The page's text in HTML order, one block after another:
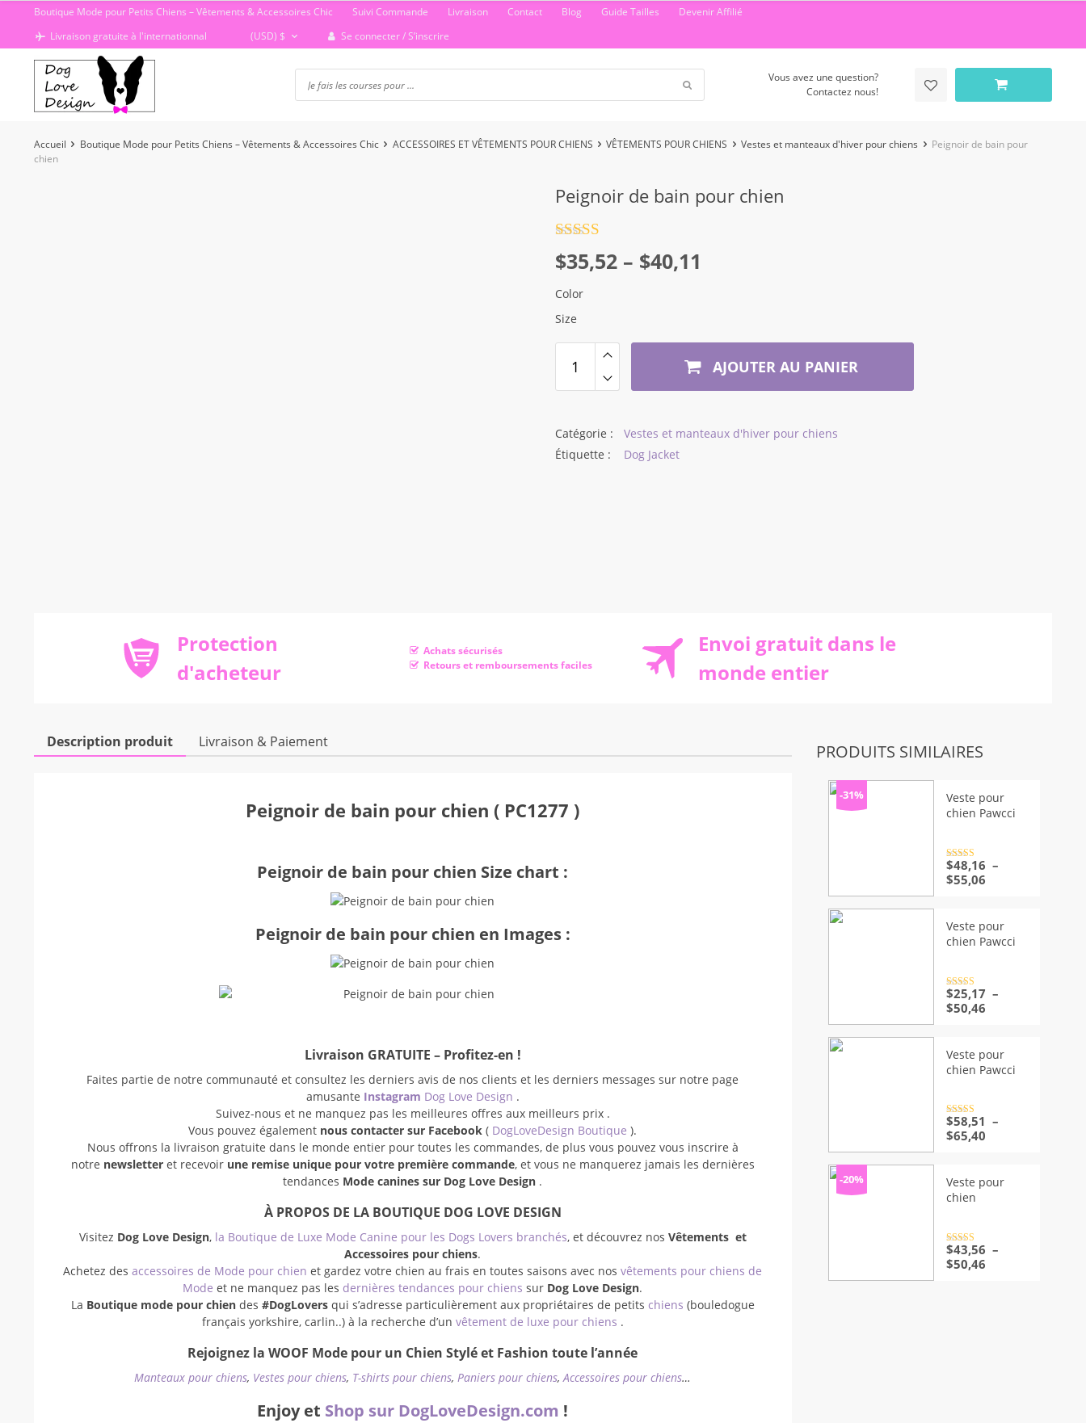
contenu
Boutique Mode pour Petits Chiens – Vêtements & Accessoires Chic Suivi Commande Livraison Contact Blog Guide Tailles
Devenir Affilié
Livraison gratuite à l'internationnal
(USD) $ Se connecter / S’inscrire
Vous avez une question?
Contactez nous!
Accueil Boutique Mode pour Petits Chiens – Vêtements & Accessoires Chic ACCESSOIRES ET VÊTEMENTS POUR CHIENS VÊTEMENTS POUR CHIENS Vestes et manteaux d'hiver pour chiens
Peignoir de bain pour
chien
Peignoir de bain pour chien
sur 5
$35,52 – $40,11
Plage
de
prix :
$40,11
Color
Size
AJOUTER AU PANIER
Catégorie :
Vestes et manteaux d'hiver pour chiens
Étiquette :
Dog Jacket
Protection
d'acheteur
Achats sécurisés
Retours et remboursements faciles
Envoi gratuit dans le
monde entier
Description produit Livraison & Paiement
Peignoir de bain pour chien ( PC1277 )
Peignoir de bain pour chien Size chart :
Peignoir de bain pour chien en Images :
Livraison GRATUITE – Profitez-en !
Faites partie de notre communauté et consultez les derniers avis de nos clients et les derniers messages sur notre page
amusante Instagram Dog Love Design .
Suivez-nous et ne manquez pas les meilleures offres aux meilleurs prix .
Vous pouvez également nous contacter sur Facebook ( DogLoveDesign Boutique).
Nous offrons la livraison gratuite dans le monde entier pour toutes les commandes, de plus vous pouvez vous inscrire à
notre newsletteret recevoir une remise unique pour votre première commande, et vous ne manquerez jamais les dernières
tendances Mode canines sur Dog Love Design .
À PROPOS DE LA BOUTIQUE DOG LOVE DESIGN
Visitez Dog Love Design, la Boutique de Luxe Mode Canine pour les Dogs Lovers branchés, et découvrez nos Vêtements et
Accessoires pour chiens.
Achetez desaccessoires de Mode pour chien et gardez votre chien au frais en toutes saisons avec nosvêtements pour chiens de
Modeet ne manquez pas les dernières tendances pour chiens sur Dog Love Design.
La Boutique mode pour chiendes #DogLoversqui s’adresse particulièrement aux propriétaires de petits chiens (bouledogue
français yorkshire, carlin..) à la recherche d’un vêtement de luxe pour chiens .
Rejoignez la WOOF Mode pour un Chien Stylé et Fashion toute l’année
Manteaux pour chiens, Vestes pour chiens, T-shirts pour chiens,Paniers pour chiens,Accessoires pour chiens…
Enjoy et Shop sur DogLoveDesign.com !
PRODUITS SIMILAIRES
-31%
Veste pour
chien Pawcci
Note4.5
sur 5
$48,16 –
$55,06Plage
$48,16
à
$55,06
Veste pour
chien Pawcci
Note4.5
sur 5
$25,17 –
$50,46Plage
$25,17
à
$50,46
Veste pour
chien Pawcci
Note4.5
sur 5
$58,51 –
$65,40Plage
$58,51
-20%
Veste pour
chien
Note4.5
sur 5
$43,56 –
$50,46Plage